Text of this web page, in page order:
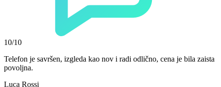
10/10
Telefon je savršen, izgleda kao nov i radi odlično, cena je bila zaista
povoljna.
Luca Rossi